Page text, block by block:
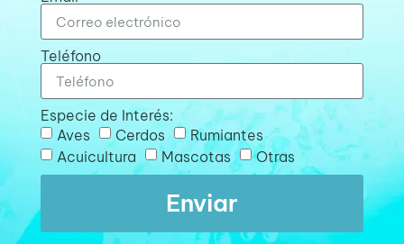
Teléfono
Especie de Interés:
Aves
Cerdos
Rumiantes
Acuicultura
Mascotas Otras
Enviar